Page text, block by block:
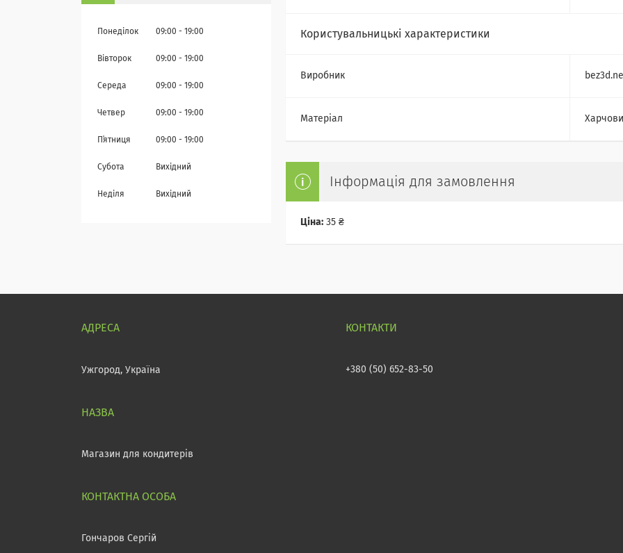
Користувальницькі характеристики
Виробник
Матеріал
Інформація для замовлення
Ціна: 35 ₴
Понеділок 09:00 19:00
Вівторок 09:00 19:00
Середа 09:00 19:00
Четвер 09:00 19:00
Пʼятниця 09:00 19:00
Субота Вихідний
Неділя Вихідний
Ужгород, Україна
Магазин для кондитерів
Гончаров Сергій
+380 (50) 652-83-50